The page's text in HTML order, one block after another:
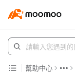
幫助中心